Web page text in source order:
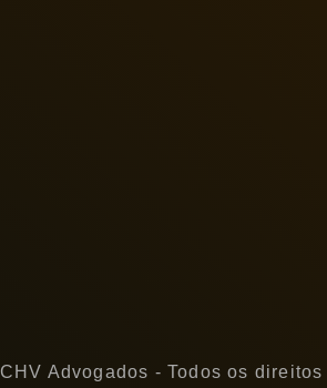
Advogados - Todos os direitos